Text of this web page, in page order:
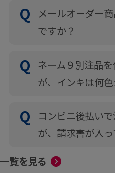
メールオーダー
ですか？
ネーム９別注品
が、インキは何色
コンビニ後払い
が、請求書が入っ
一覧を見る